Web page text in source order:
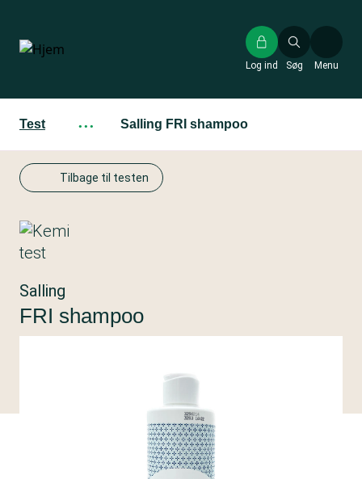
hovedindhold
Søg
Log ind Menu
Test ··· Salling FRI shampoo
Tilbage til testen
Salling
FRI shampoo